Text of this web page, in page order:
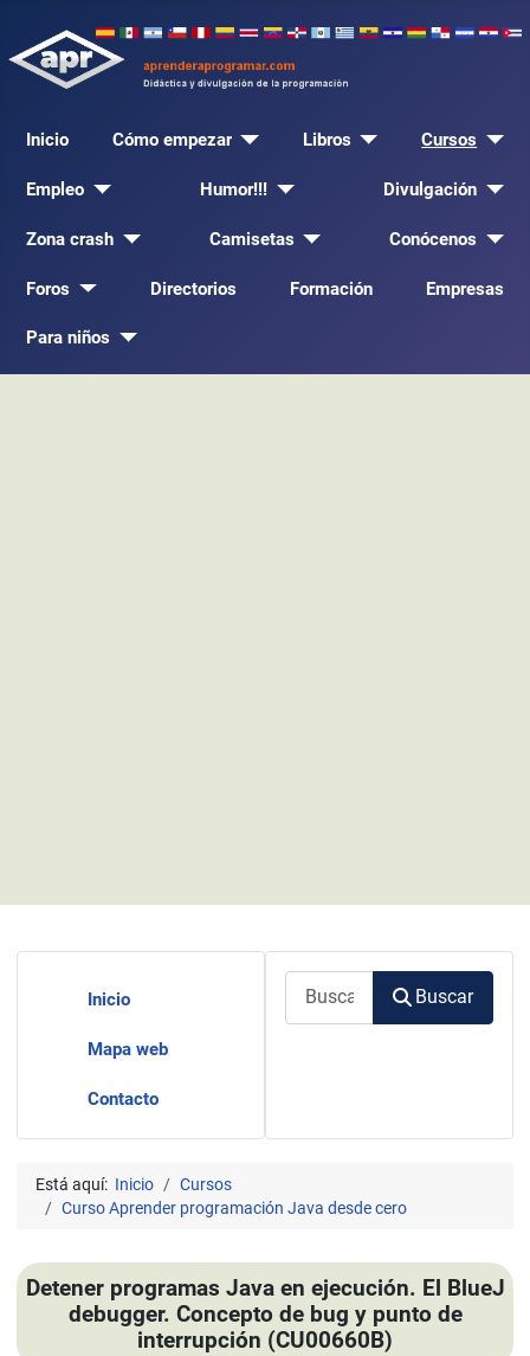
Inicio Cómo empezar Libros Cursos
Empleo Humor!!! Divulgación
Zona crash Camisetas Conócenos
Foros Directorios Formación Empresas
Para niños
Inicio
Mapa web
Contacto
Buscar
Está aquí: Inicio
Cursos
Curso Aprender programación Java desde cero
Detener programas Java en ejecución. El BlueJ
debugger. Concepto de bug y punto de
interrupción (CU00660B)